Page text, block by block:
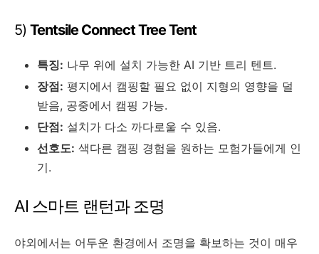
5) Tentsile Connect Tree Tent
특징: 나무 위에 설치 가능한 AI 기반 트리 텐트.
장점: 평지에서 캠핑할 필요 없이 지형의 영향을 덜
받음, 공중에서 캠핑 가능.
단점: 설치가 다소 까다로울 수 있음.
선호도: 색다른 캠핑 경험을 원하는 모험가들에게 인
기.
AI 스마트 랜턴과 조명
야외에서는 어두운 환경에서 조명을 확보하는 것이 매우